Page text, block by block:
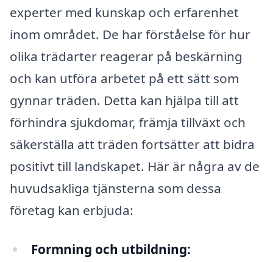
experter med kunskap och erfarenhet
inom området. De har förståelse för hur
olika trädarter reagerar på beskärning
och kan utföra arbetet på ett sätt som
gynnar träden. Detta kan hjälpa till att
förhindra sjukdomar, främja tillväxt och
säkerställa att träden fortsätter att bidra
positivt till landskapet. Här är några av de
huvudsakliga tjänsterna som dessa
företag kan erbjuda:
Formning och utbildning: